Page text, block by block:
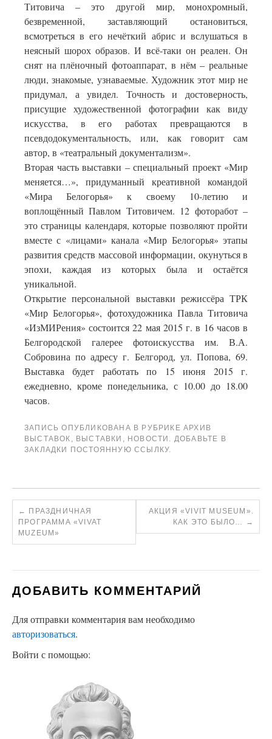
Титовича – это другой мир, монохромный,
безвременной, заставляющий остановиться,
всмотреться в его нечёткий абрис и вслушаться в
неясный шорох образов. И всё-таки он реален. Он
снят на плёночный фотоаппарат, в нём – реальные
люди, знакомые, узнаваемые. Художник этот мир не
придумал, а увидел. Точность и достоверность,
присущие художественной фотографии как виду
искусства, в его работах превращаются в
псевдодокументальность, или, как говорит сам
автор, в «театральный документализм».
Вторая часть выставки – специальный проект «Мир
меняется…», придуманный креативной командой
«Мира Белогорья» к своему 10-летию и
воплощённый Павлом Титовичем. 12 фоторабот –
это страницы календаря, которые позволяют пройти
вместе с «лицами» канала «Мир Белогорья» этапы
развития средств массовой информации, окунуться в
эпохи, каждая из которых была и остаётся
уникальной.
Открытие персональной выставки режиссёра ТРК
«Мир Белогорья», фотохудожника Павла Титовича
«ИзМИРения» состоится 22 мая 2015 г. в 16 часов в
Белгородской галерее фотоискусства им. В.А.
Собровина по адресу г. Белгород, ул. Попова, 69.
Выставка будет работать по 15 июня 2015 г.
ежедневно, кроме понедельника, с 10.00 до 18.00
часов.
ЗАПИСЬ ОПУБЛИКОВАНА В РУБРИКЕ АРХИВ
ВЫСТАВОК , ВЫСТАВКИ , НОВОСТИ . ДОБАВЬТЕ В
ЗАКЛАДКИ
ПОСТОЯННУЮ ССЫЛКУ.
←
ПРАЗДНИЧНАЯ
ПРОГРАММА «VIVAT
MUZEUM»
АКЦИЯ «VIVIT MUSEUM».
КАК ЭТО БЫЛО…
→
ДОБАВИТЬ КОММЕНТАРИЙ
Для отправки комментария вам необходимо
авторизоваться.
Войти с помощью: